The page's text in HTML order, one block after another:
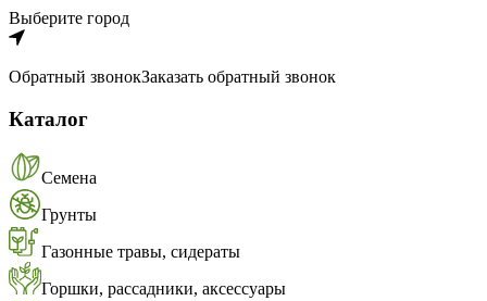
Выберите город
Обратный звонокЗаказать обратный звонок
Каталог
Семена
Грунты
Газонные травы, сидераты
Горшки, рассадники, аксессуары